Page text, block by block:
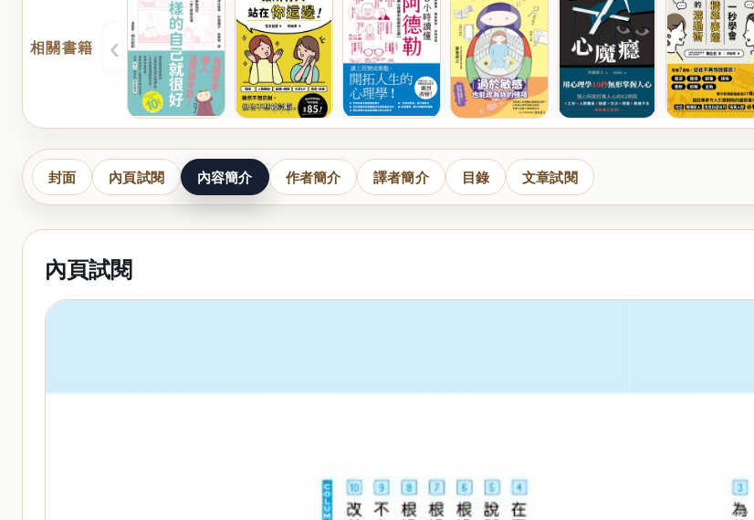
相關書籍 ‹
封面 內頁試閱 內容簡介 作者簡介 譯者簡介 目錄 文章試閱
內頁試閱